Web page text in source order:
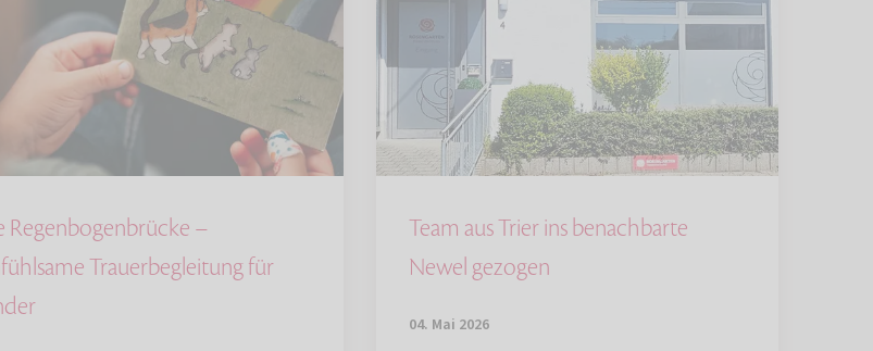
Regenbogenbrücke –
Trauerbegleitung für
Team aus Trier ins benachbarte
Newel gezogen
04. Mai 2026